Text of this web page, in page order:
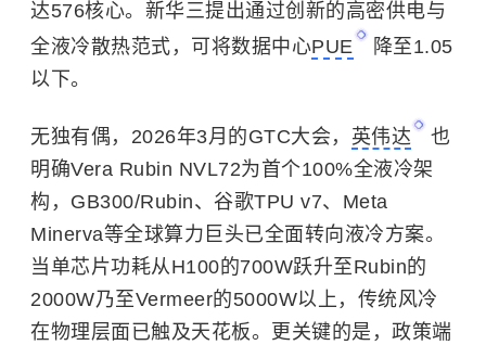
达576核心。新华三提出通过创新的高密供电与
全液冷散热范式，可将数据中心PUE
降至1.05
以下。
无独有偶，2026年3月的GTC大会， 英伟达
也
明确Vera Rubin NVL72为首个100%全液冷架
构，GB300/Rubin、谷歌TPU v7、Meta
Minerva等全球算力巨头已全面转向液冷方案。
当单芯片功耗从H100的700W跃升至Rubin的
2000W乃至Vermeer的5000W以上，传统风冷
在物理层面已触及天花板。更关键的是，政策端